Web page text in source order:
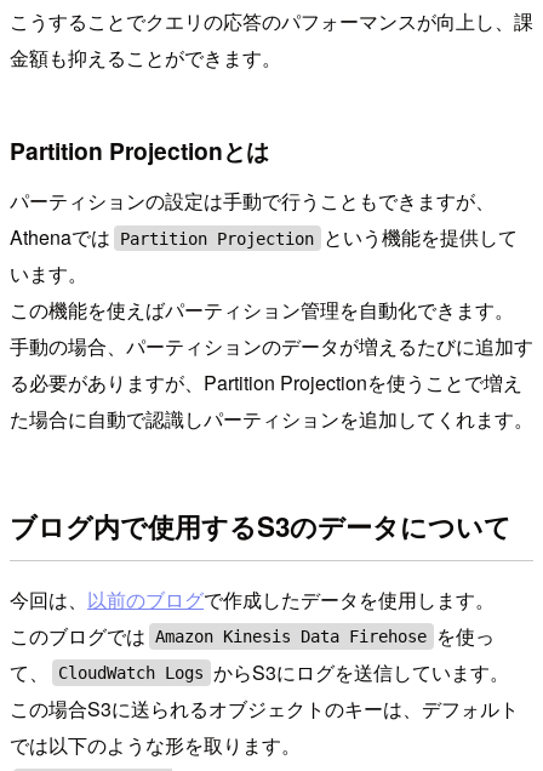
こうすることでクエリの応答のパフォーマンスが向上し、課
金額も抑えることができます。
Partition Projectionとは
パーティションの設定は手動で行うこともできますが、
Athenaでは
Partition Projection
という機能を提供して
います。
この機能を使えばパーティション管理を自動化できます。
手動の場合、パーティションのデータが増えるたびに追加す
る必要がありますが、Partition Projectionを使うことで増え
た場合に自動で認識しパーティションを追加してくれます。
ブログ内で使用するS3のデータについて
今回は、 以前のブログで作成したデータを使用します。
このブログでは Amazon Kinesis Data Firehose
を使っ
て、
CloudWatch Logs からS3にログを送信しています。
この場合S3に送られるオブジェクトのキーは、デフォルト
では以下のような形を取ります。